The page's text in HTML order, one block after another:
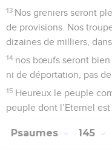
13 Nos greniers seront
de provisions. Nos
dizaines de milliers,
14 nos bœufs seront bien
ni de déportation, pas
15 Heureux le peuple
peuple dont l’Eternel
Psaumes 145